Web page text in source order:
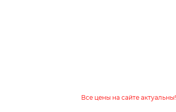
Все цены на сайте актуальны!